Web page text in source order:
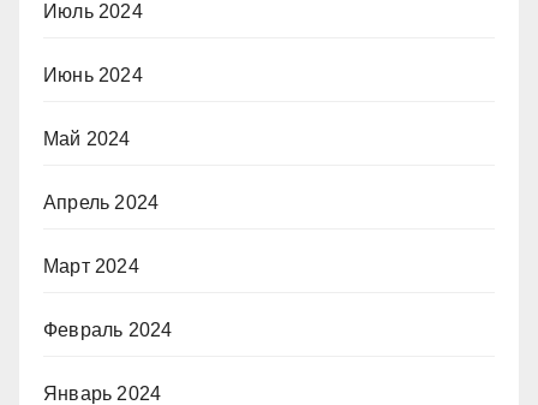
Июль 2024
Июнь 2024
Май 2024
Апрель 2024
Март 2024
Февраль 2024
Январь 2024